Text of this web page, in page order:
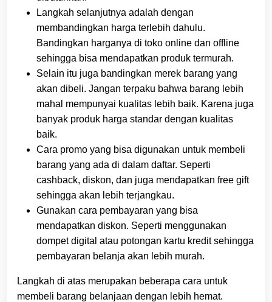
Langkah selanjutnya adalah dengan
membandingkan harga terlebih dahulu.
Bandingkan harganya di toko online dan offline
sehingga bisa mendapatkan produk termurah.
Selain itu juga bandingkan merek barang yang
akan dibeli. Jangan terpaku bahwa barang lebih
mahal mempunyai kualitas lebih baik. Karena juga
banyak produk harga standar dengan kualitas
baik.
Cara promo yang bisa digunakan untuk membeli
barang yang ada di dalam daftar. Seperti
cashback, diskon, dan juga mendapatkan free gift
sehingga akan lebih terjangkau.
Gunakan cara pembayaran yang bisa
mendapatkan diskon. Seperti menggunakan
dompet digital atau potongan kartu kredit sehingga
pembayaran belanja akan lebih murah.
Langkah di atas merupakan beberapa cara untuk
membeli barang belanjaan dengan lebih hemat.